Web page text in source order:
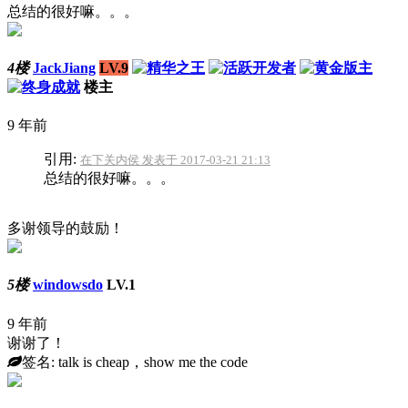
总结的很好嘛。。。
4楼 JackJiang LV.9
楼主
9 年前
引用: 在下关内侯 发表于 2017-03-21 21:13
总结的很好嘛。。。
多谢领导的鼓励！
5楼 windowsdo LV.1
9 年前
谢谢了！
签名: talk is cheap，show me the code